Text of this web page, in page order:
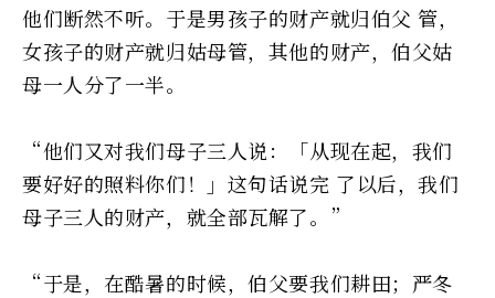
他们断然不听。于是男孩子的财产就归伯父 管，
女孩子的财产就归姑母管，其他的财产，伯父姑
母一人分了一半。
“他们又对我们母子三人说：「从现在起，我们
要好好的照料你们！」这句话说完 了以后，我们
母子三人的财产，就全部瓦解了。”
“于是，在酷暑的时候，伯父要我们耕田；严冬